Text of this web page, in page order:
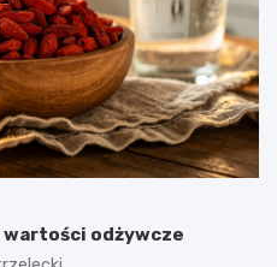
wartości odżywcze